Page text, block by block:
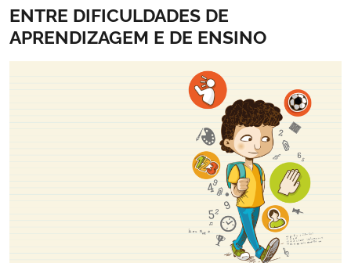
ENTRE DIFICULDADES DE
APRENDIZAGEM E DE ENSINO